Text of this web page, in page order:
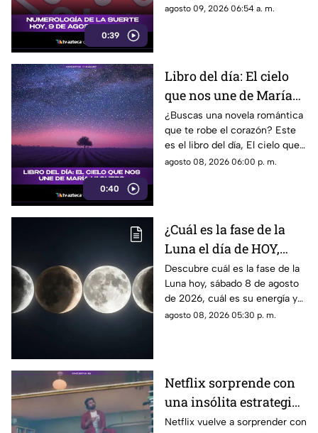
0:39
que la numerología tiene para
agosto 09, 2026 06:54 a. m.
0:40
Libro del día: El cielo
que nos une de María
Vaquero
¿Buscas una novela romántica
que te robe el corazón? Este
es el libro del día, El cielo que
nos une, de María Vaquero.
agosto 08, 2026 06:00 p. m.
¿Cuál es la fase de la
Luna el día de HOY,
sábado 8 de agosto de
2026? Así se verá el
astro durante la noche
Descubre cuál es la fase de la
Luna hoy, sábado 8 de agosto
de 2026, cuál es su energía y
cómo nos podría afectar.
agosto 08, 2026 05:30 p. m.
Netflix sorprende con
una insólita estrategia
para promocionar su
Netflix vuelve a sorprender con